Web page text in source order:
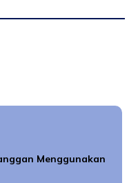
Menggunakan